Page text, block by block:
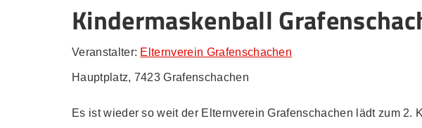
Kindermaskenball
Veranstalter: Elternverein Grafenschachen
Hauptplatz, 7423 Grafenschachen
Es ist wieder so weit der Elternverein Grafenschachen lädt zum 2.